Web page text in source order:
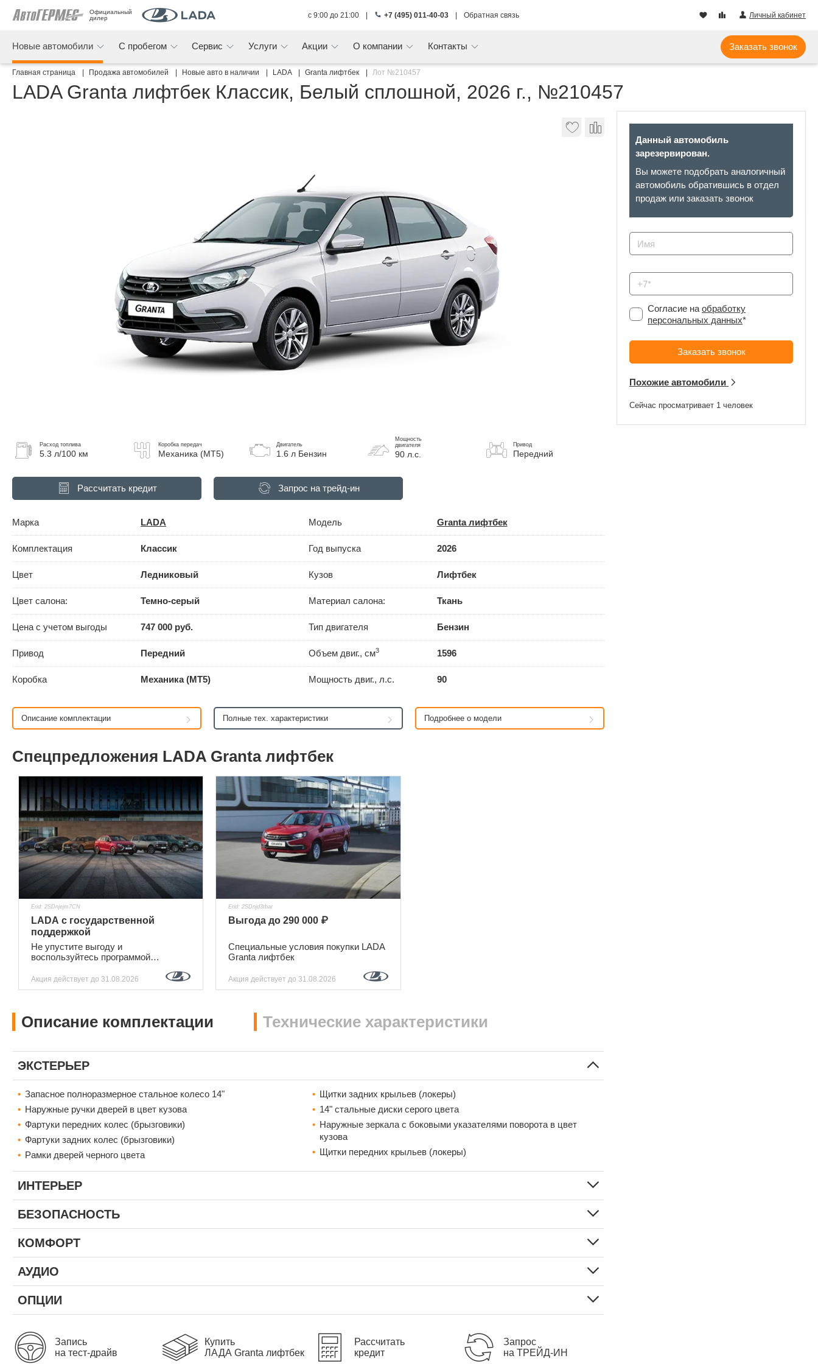
Официальный
дилер
с 9:00 до 21:00 +7 (495) 011-40-03 Обратная связь Личный кабинет
Новые автомобили С пробегом Сервис Услуги Акции О компании Контакты Заказать звонок
Главная страница Продажа автомобилей Новые авто в наличии LADA Granta лифтбек Лот №210457
LADA Granta лифтбек Классик, Белый сплошной, 2026 г., №210457
Расход топлива
5.3 л/100 км
Коробка передач
Механика (MT5)
Двигатель
1.6 л Бензин
Мощность
двигателя
90 л.с.
Привод
Передний
Рассчитать кредит Запрос на трейд-ин
Марка LADA Модель Granta лифтбек
Комплектация Классик Год выпуска 2026
Цвет Ледниковый Кузов Лифтбек
Цвет салона: Темно-серый Материал салона: Ткань
Цена с учетом выгоды 747 000 руб. Тип двигателя Бензин
Привод Передний Объем двиг., см3 1596
Коробка Механика (MT5) Мощность двиг., л.с. 90
Описание комплектации Полные тех. характеристики Подробнее о модели
Спецпредложения LADA Granta лифтбек
Erid: 2SDnjejm7CN
LADA с государственной
поддержкой
Не упустите выгоду и
воспользуйтесь программой
Акция действует до 31.08.2026
Erid: 2SDnjd3tbar
Выгода до 290 000 ₽
Специальные условия покупки LADA
Granta лифтбек
Акция действуетдо 31.08.2026
Описание комплектации Технические характеристики
ЭКСТЕРЬЕР
Запасное полноразмерное стальное колесо 14"
Наружные ручки дверей в цвет кузова
Фартуки передних колес (брызговики)
Фартуки задних колес (брызговики)
Рамки дверей черного цвета
Щитки задних крыльев (локеры)
14" стальные диски серого цвета
Наружные зеркала с боковыми указателями поворота в цвет
кузова
Щитки передних крыльев (локеры)
ИНТЕРЬЕР
БЕЗОПАСНОСТЬ
КОМФОРТ
АУДИО
ОПЦИИ
Запись
на тест-драйв
Купить
ЛАДА Granta лифтбек
Рассчитать
кредит
Запрос
на ТРЕЙД-ИН
Данный автомобиль
зарезервирован.
Вы можете подобрать аналогичный
автомобиль обратившись в отдел
продаж или заказать звонок
Согласие на обработку
персональных данных*
Похожие автомобили
Сейчас просматривает 1 человек